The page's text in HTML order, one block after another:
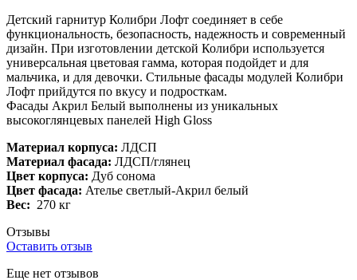
Детский гарнитур Колибри Лофт соединяет в себе
функциональность, безопасность, надежность и современный
дизайн. При изготовлении детской Колибри используется
универсальная цветовая гамма, которая подойдет и для
мальчика, и для девочки. Стильные фасады модулей Колибри
Лофт прийдутся по вкусу и подросткам.
Фасады Акрил Белый выполнены из уникальных
высокоглянцевых панелей High Gloss
Материал корпуса: ЛДСП
Материал фасада: ЛДСП/глянец
Цвет корпуса: Дуб сонома
Цвет фасада: Ателье светлый-Акрил белый
Вес: 270 кг
Отзывы
Оставить отзыв
Еще нет отзывов